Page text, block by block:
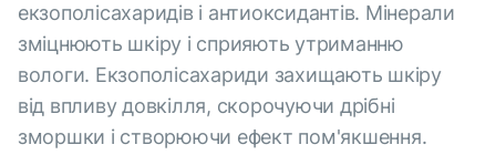
екзополісахаридів і антиоксидантів. Мінерали
зміцнюють шкіру і сприяють утриманню
вологи. Екзополісахариди захищають шкіру
від впливу довкілля, скорочуючи дрібні
зморшки і створюючи ефект пом'якшення.